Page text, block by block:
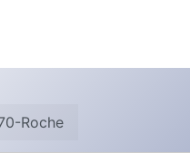
Roche